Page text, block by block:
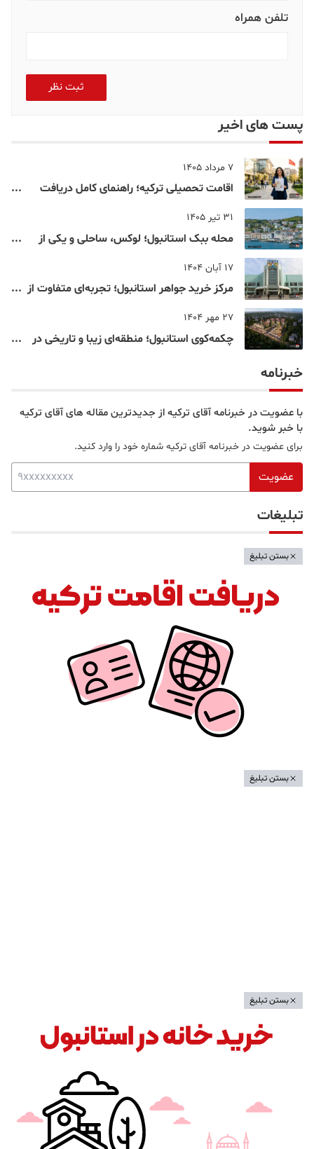
تلفن همراه
ثبت نظر
پست های اخیر
7 مرداد 1405
اقامت تحصیلی ترکیه؛ راهنمای کامل دریافت
31 تیر 1405
محله ببک استانبول؛ لوکس، ساحلی و یکی از
17 آبان 1404
مرکز خرید جواهر استانبول؛ تجربه‌ای متفاوت از
27 مهر 1404
چکمه‌کوی استانبول؛ منطقه‌ای زیبا و تاریخی در
خبرنامه
با عضویت در خبرنامه آقای ترکیه از جدیدترین مقاله های آقای ترکیه
با خبر شوید.
برای عضویت در خبرنامه آقای ترکیه شماره خود را وارد کنید.
عضویت
تبلیغات
بستن تبلیغ
بستن تبلیغ
بستن تبلیغ